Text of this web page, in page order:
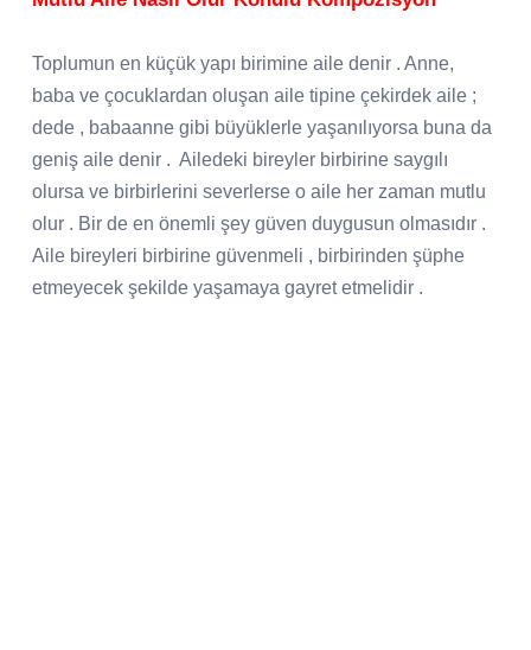
Toplumun en küçük yapı birimine aile denir . Anne,
baba ve çocuklardan oluşan aile tipine çekirdek aile ;
dede , babaanne gibi büyüklerle yaşanılıyorsa buna da
geniş aile denir . Ailedeki bireyler birbirine saygılı
olursa ve birbirlerini severlerse o aile her zaman mutlu
olur . Bir de en önemli şey güven duygusun olmasıdır .
Aile bireyleri birbirine güvenmeli , birbirinden şüphe
etmeyecek şekilde yaşamaya gayret etmelidir .